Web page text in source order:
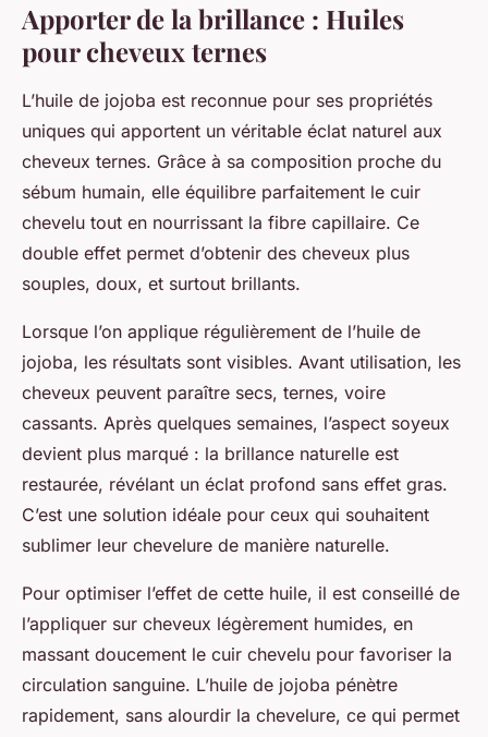
Apporter de la brillance : Huiles
pour cheveux ternes
L’huile de jojoba est reconnue pour ses propriétés
uniques qui apportent un véritable éclat naturel aux
cheveux ternes. Grâce à sa composition proche du
sébum humain, elle équilibre parfaitement le cuir
chevelu tout en nourrissant la fibre capillaire. Ce
double effet permet d’obtenir des cheveux plus
souples, doux, et surtout brillants.
Lorsque l’on applique régulièrement de l’huile de
jojoba, les résultats sont visibles. Avant utilisation, les
cheveux peuvent paraître secs, ternes, voire
cassants. Après quelques semaines, l’aspect soyeux
devient plus marqué : la brillance naturelle est
restaurée, révélant un éclat profond sans effet gras.
C’est une solution idéale pour ceux qui souhaitent
sublimer leur chevelure de manière naturelle.
Pour optimiser l’effet de cette huile, il est conseillé de
l’appliquer sur cheveux légèrement humides, en
massant doucement le cuir chevelu pour favoriser la
circulation sanguine. L’huile de jojoba pénètre
rapidement, sans alourdir la chevelure, ce qui permet